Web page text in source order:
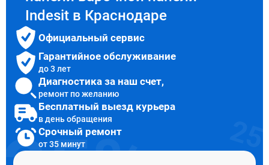
Indesit в Краснодаре
Официальный сервис
Гарантийное обслуживание
до 3 лет
Диагностика за наш счет,
ремонт по желанию
Бесплатный выезд курьера
в день обращения
Срочный ремонт
от 35 минут